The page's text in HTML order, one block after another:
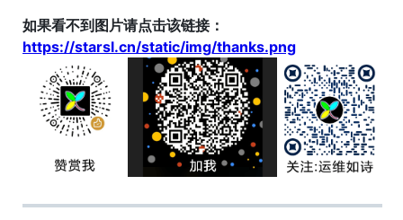
如果看不到图片请点击该链接：
https://starsl.cn/static/img/thanks.png